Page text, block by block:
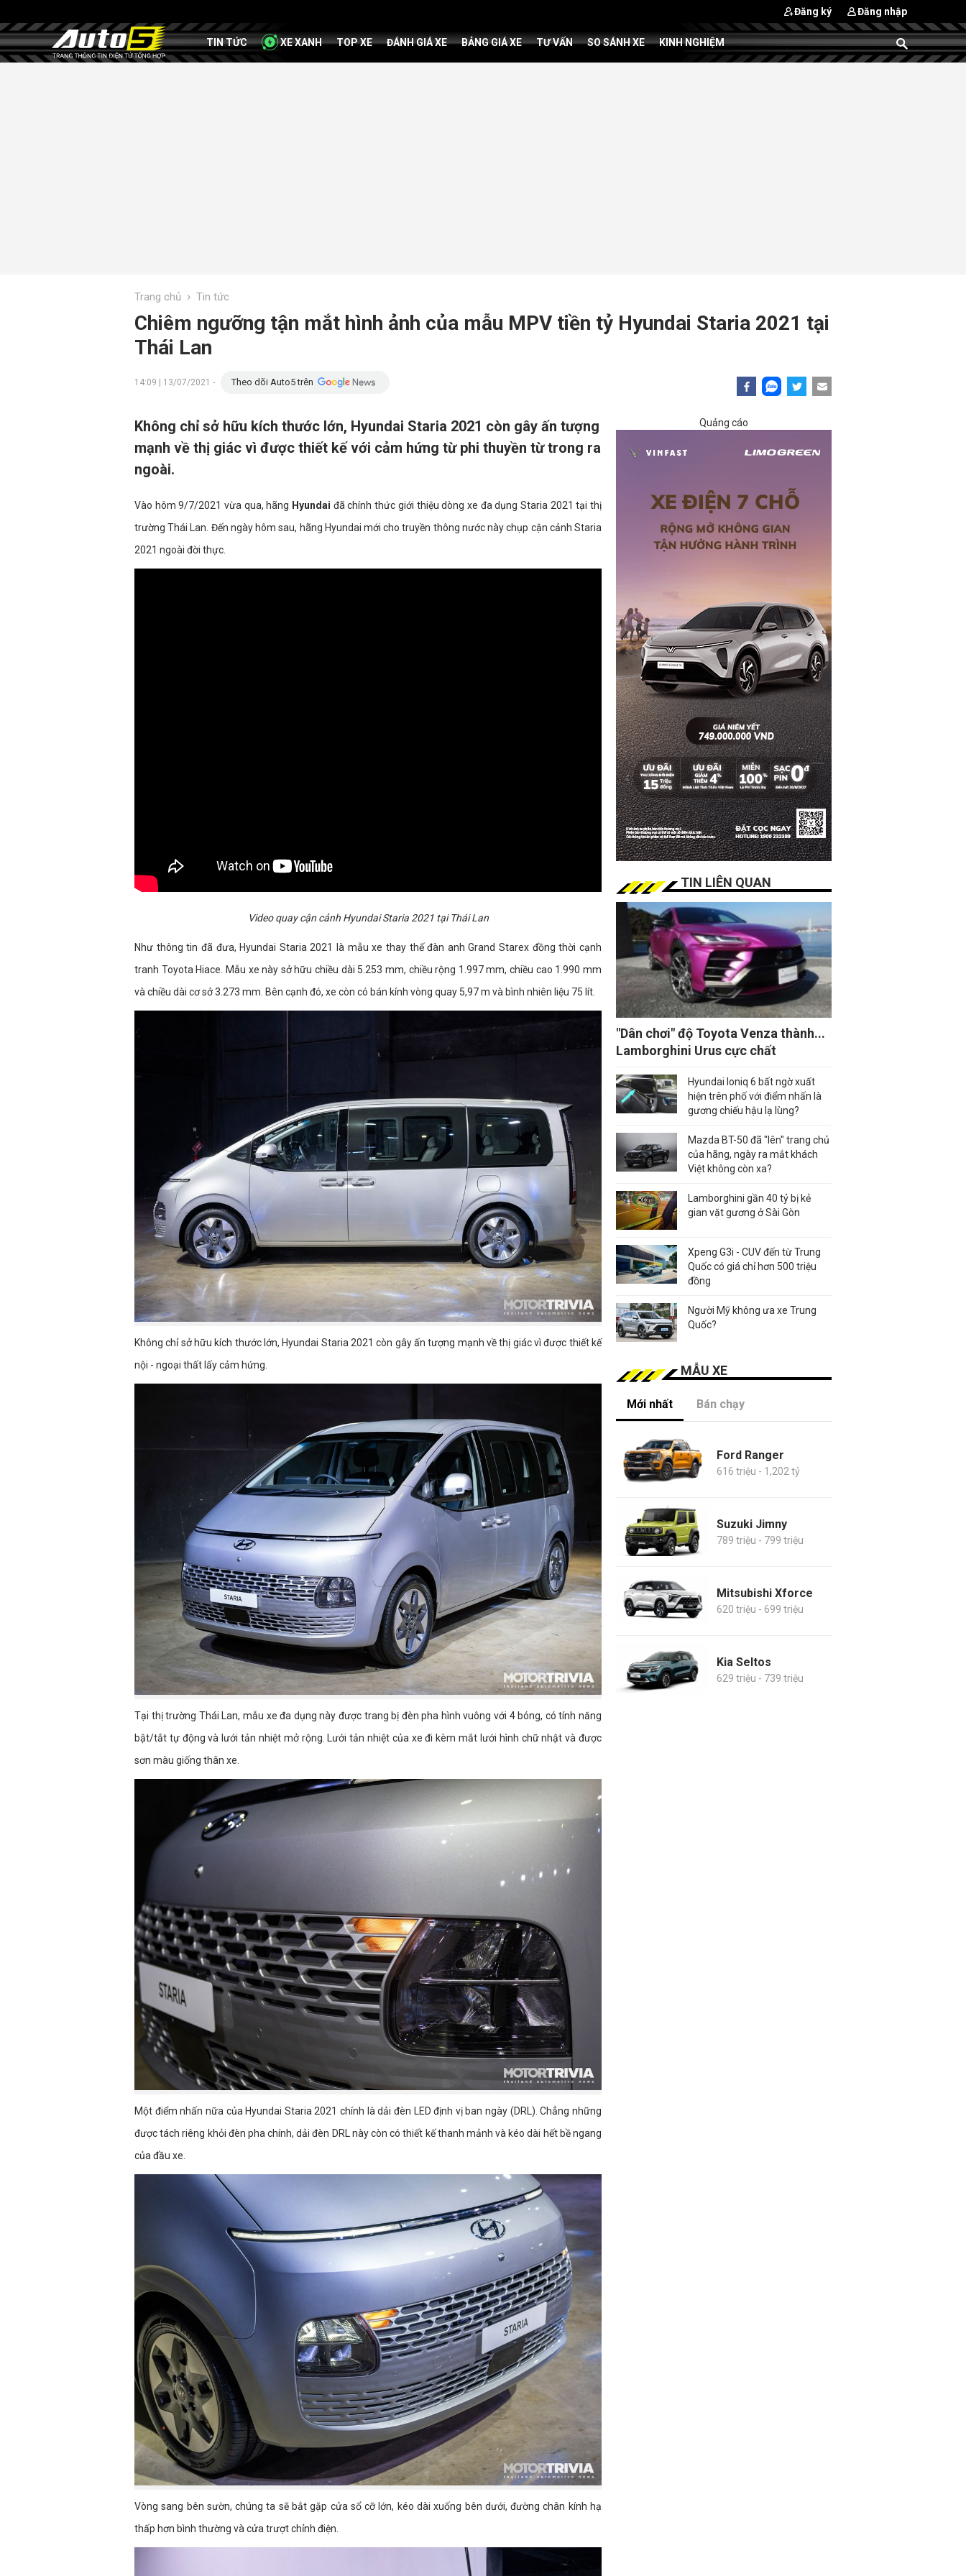
Đăng ký Đăng nhập
TIN TỨC XE XANH TOP XE ĐÁNH GIÁ XE BẢNG GIÁ XE TƯ VẤN SO SÁNH XE KINH NGHIỆM
Trang chủ › Tin tức
Chiêm ngưỡng tận mắt hình ảnh của mẫu MPV tiền tỷ Hyundai Staria 2021 tại
Thái Lan
14:09 | 13/07/2021 - Theo dõi Auto5 trên
Không chỉ sở hữu kích thước lớn, Hyundai Staria 2021 còn gây ấn tượng
mạnh về thị giác vì được thiết kế với cảm hứng từ phi thuyền từ trong ra
ngoài.
Vào hôm 9/7/2021 vừa qua, hãng Hyundai đã chính thức giới thiệu dòng xe đa dụng Staria 2021 tại thị
trường Thái Lan. Đến ngày hôm sau, hãng Hyundai mới cho truyền thông nước này chụp cận cảnh Staria
2021 ngoài đời thực.
Video quay cận cảnh Hyundai Staria 2021 tại Thái Lan
Như thông tin đã đưa, Hyundai Staria 2021 là mẫu xe thay thế đàn anh Grand Starex đồng thời cạnh
tranh Toyota Hiace. Mẫu xe này sở hữu chiều dài 5.253 mm, chiều rộng 1.997 mm, chiều cao 1.990 mm
và chiều dài cơ sở 3.273 mm. Bên cạnh đó, xe còn có bán kính vòng quay 5,97 m và bình nhiên liệu 75 lít.
Không chỉ sở hữu kích thước lớn, Hyundai Staria 2021 còn gây ấn tượng mạnh về thị giác vì được thiết kế
nội - ngoại thất lấy cảm hứng.
Tại thị trường Thái Lan, mẫu xe đa dụng này được trang bị đèn pha hình vuông với 4 bóng, có tính năng
bật/tắt tự động và lưới tản nhiệt mở rộng. Lưới tản nhiệt của xe đi kèm mắt lưới hình chữ nhật và được
sơn màu giống thân xe.
Một điểm nhấn nữa của Hyundai Staria 2021 chính là dải đèn LED định vị ban ngày (DRL). Chẳng những
được tách riêng khỏi đèn pha chính, dải đèn DRL này còn có thiết kế thanh mảnh và kéo dài hết bề ngang
của đầu xe.
Vòng sang bên sườn, chúng ta sẽ bắt gặp cửa sổ cỡ lớn, kéo dài xuống bên dưới, đường chân kính hạ
thấp hơn bình thường và cửa trượt chỉnh điện.
Quảng cáo
TIN LIÊN QUAN
"Dân chơi" độ Toyota Venza thành...
Lamborghini Urus cực chất
Hyundai Ioniq 6 bất ngờ xuất
hiện trên phố với điểm nhấn là
gương chiếu hậu lạ lùng?
Mazda BT-50 đã "lên" trang chủ
của hãng, ngày ra mắt khách
Việt không còn xa?
Lamborghini gần 40 tỷ bị kẻ
gian vặt gương ở Sài Gòn
Xpeng G3i - CUV đến từ Trung
Quốc có giá chỉ hơn 500 triệu
đồng
Người Mỹ không ưa xe Trung
Quốc?
MẪU XE
Mới nhất Bán chạy
Ford Ranger
616 triệu - 1,202 tỷ
Suzuki Jimny
789 triệu - 799 triệu
Mitsubishi Xforce
620 triệu - 699 triệu
Kia Seltos
629 triệu - 739 triệu